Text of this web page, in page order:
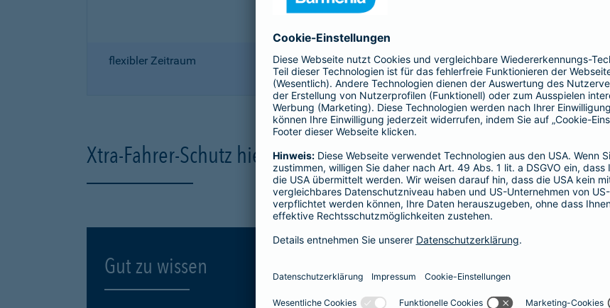
Ihnen wegen einer unerlaubten
flexibler Zeitraum
1, 2 oder 3 Tage bzw.
1, 2 oder 3 Wochen
Xtra-Fahrer-Schutz hier online berechnen und direkt abschließen
Gut zu wissen